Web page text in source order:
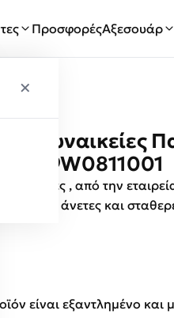
ΠροσφορέςΑξεσουάρ
×
παντόφλες , από την
άνετες και
είναι εξαντλημένο